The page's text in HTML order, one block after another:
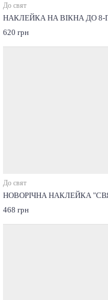
До свят
НАКЛЕЙКА НА ВІКНА ДО 8-
620 грн
До свят
НОВОРІЧНА НАКЛЕЙКА
468 грн